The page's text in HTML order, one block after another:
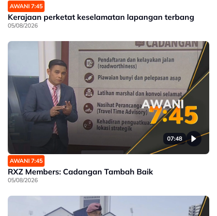
AWANI 7:45
Kerajaan perketat keselamatan lapangan terbang
05/08/2026
07:48
AWANI 7:45
RXZ Members: Cadangan Tambah Baik
05/08/2026